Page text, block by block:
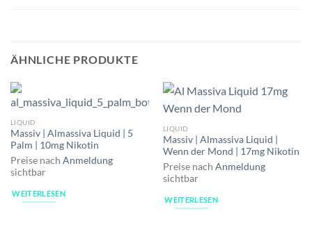
ÄHNLICHE PRODUKTE
LIQUID
Massiv | Almassiva Liquid | 5
Palm | 10mg Nikotin
Preise nach Anmeldung
sichtbar
WEITERLESEN
LIQUID
Massiv | Almassiva Liquid |
Wenn der Mond | 17mg Nikotin
Preise nach Anmeldung
sichtbar
WEITERLESEN